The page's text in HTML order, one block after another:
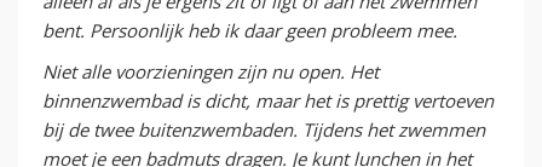
bent. Persoonlijk heb ik daar geen probleem mee.
Niet alle voorzieningen zijn nu open. Het
binnenzwembad is dicht, maar het is prettig vertoeven
bij de twee buitenzwembaden. Tijdens het zwemmen
moet je een badmuts dragen. Je kunt lunchen in het